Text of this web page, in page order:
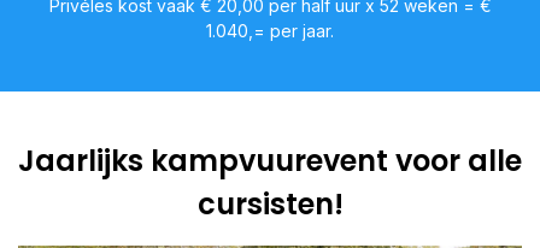
Privéles kost vaak € 20,00 per half uur x 52 weken = €
1.040,= per jaar.
Jaarlijks kampvuurevent voor alle
cursisten!